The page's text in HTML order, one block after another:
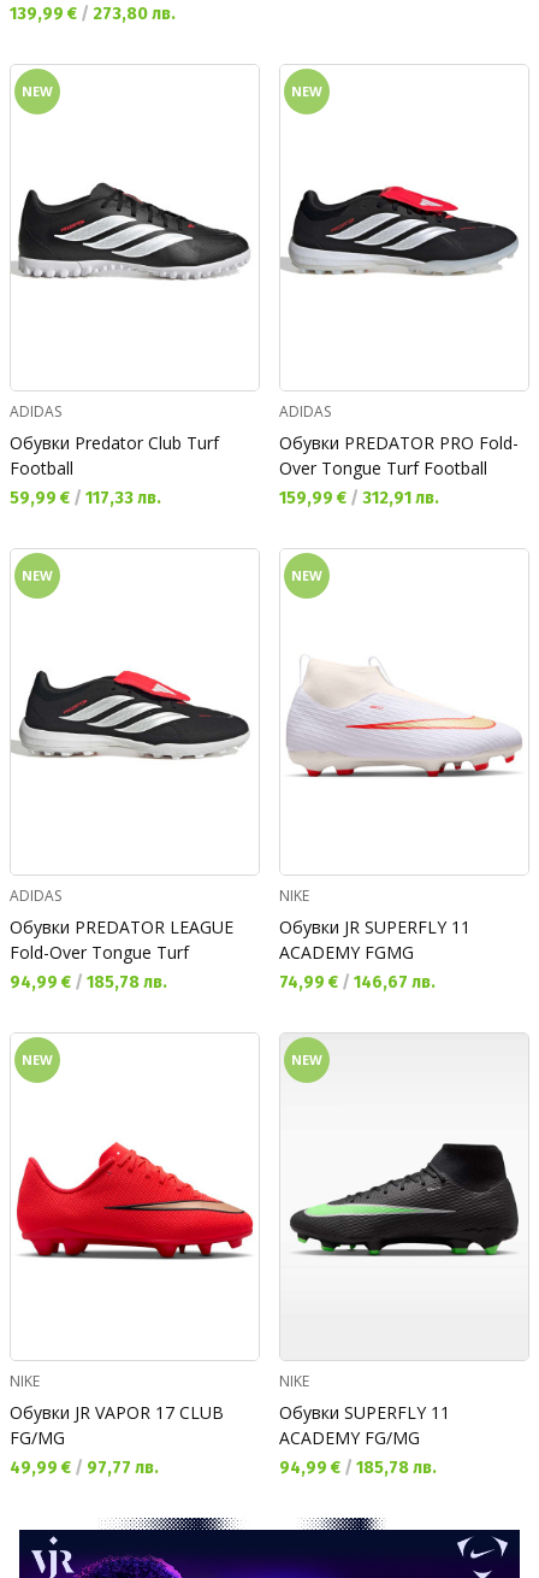
Текуща цена:
139,99 € / 273,80 лв.
NEW
ADIDAS
Обувки Predator Club Turf
Football
Текуща цена:
59,99 € / 117,33 лв.
NEW
ADIDAS
Обувки PREDATOR PRO Fold-
Over Tongue Turf Football
Текуща цена:
159,99 € / 312,91 лв.
NEW
ADIDAS
Обувки PREDATOR LEAGUE
Fold-Over Tongue Turf
Текуща цена:
94,99 € / 185,78 лв.
NEW
NIKE
Обувки JR SUPERFLY 11
ACADEMY FGMG
Текуща цена:
74,99 € / 146,67 лв.
NEW
NIKE
Обувки JR VAPOR 17 CLUB
FG/MG
Текуща цена:
49,99 € / 97,77 лв.
NEW
NIKE
Обувки SUPERFLY 11
ACADEMY FG/MG
Текуща цена:
94,99 € / 185,78 лв.